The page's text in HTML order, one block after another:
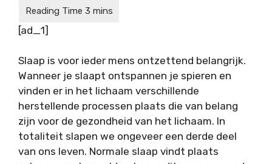
[ad_1]
Slaap is voor ieder mens ontzettend belangrijk.
Wanneer je slaapt ontspannen je spieren en
vinden er in het lichaam verschillende
herstellende processen plaats die van belang
zijn voor de gezondheid van het lichaam. In
totaliteit slapen we ongeveer een derde deel
van ons leven. Normale slaap vindt plaats